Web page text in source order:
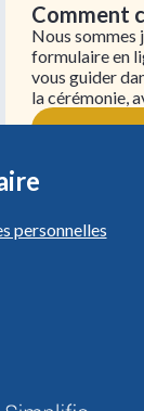
Comment
Nous sommes
formulaire en
vous guider
la cérémonie,
personnelles